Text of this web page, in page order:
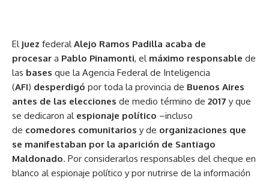
Eljuez federalAlejo Ramos Padilla acaba de
procesar a Pablo Pinamonti, elmáximo responsable de
las bases que la Agencia Federal de Inteligencia
(AFI) desperdigó por toda la provincia de Buenos Aires
antes de las elecciones de medio término de 2017 y que
se dedicaron al espionaje político –incluso
de comedores comunitarios y de organizaciones que
se manifestaban por la aparición de Santiago
Maldonado. Por considerarlos responsables del cheque en
blanco al espionaje político y por nutrirse de la información